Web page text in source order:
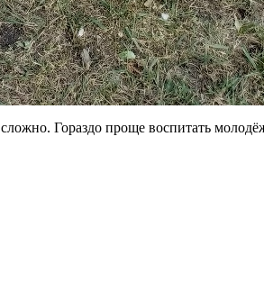
Гораздо проще воспитать